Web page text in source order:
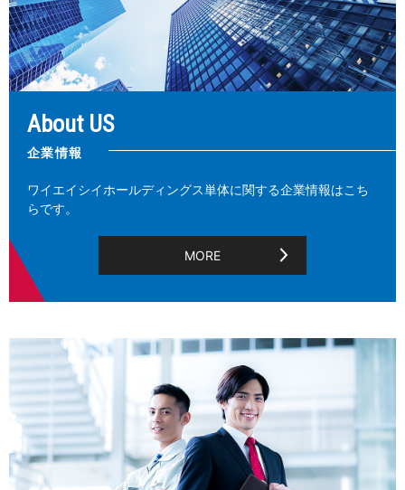
About US
企業情報
ワイエイシイホールディングス単体に関する企業情報はこち
らです。
MORE